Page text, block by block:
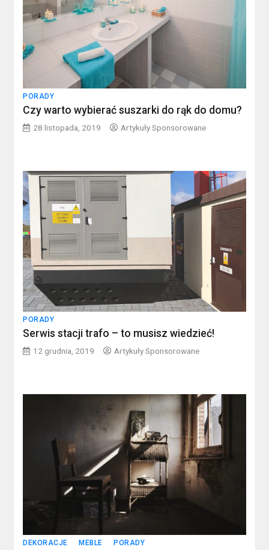
PORADY
Czy warto wybierać suszarki do rąk do domu?
28 listopada, 2019 Artykuły Sponsorowane
PORADY
Serwis stacji trafo – to musisz wiedzieć!
12 grudnia, 2019 Artykuły Sponsorowane
DEKORACJE MEBLE PORADY